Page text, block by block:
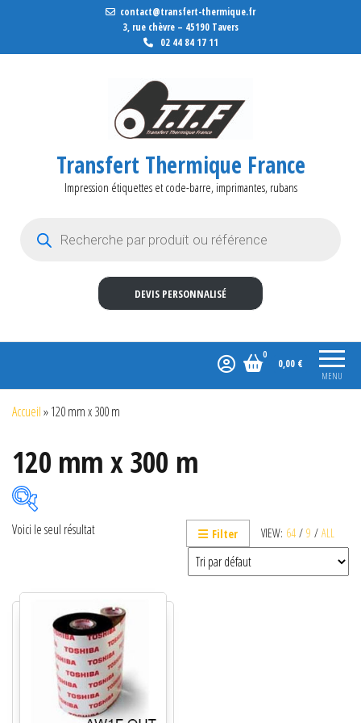
contact@transfert-thermique.fr
3, rue chèvre – 45190 Tavers
02 44 84 17 11
Transfert Thermique France
Impression étiquettes et code-barre, imprimantes, rubans
DEVIS PERSONNALISÉ
MENU
0
0,00 €
Accueil»120 mm x 300 m
120 mm x 300 m
Etiquettes
Imprimantes
Lecteurs
Lecteurs code-barres de présentation
VIEW: 64 / 9 / ALL
Filter
Voici le seul résultat